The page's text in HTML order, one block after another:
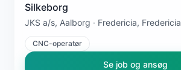
Silkeborg
JKS a/s, Aalborg · Fredericia, Fredericia
CNC-operatør
Se job og ansøg